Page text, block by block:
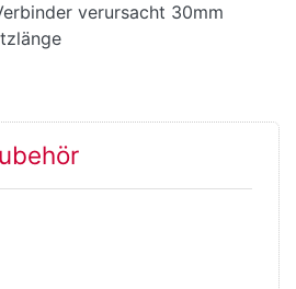
verursacht 30mm